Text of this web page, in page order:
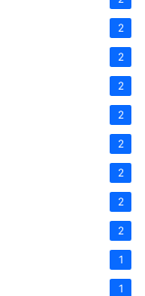
2
2
2
2
2
2
2
2
1
1